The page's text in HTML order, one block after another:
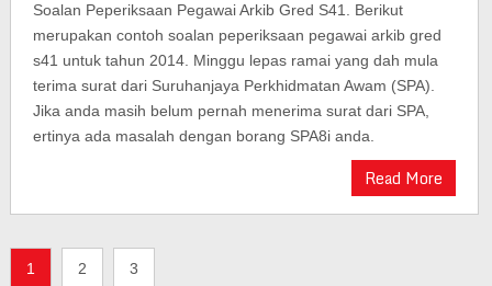
Soalan Peperiksaan Pegawai Arkib Gred S41. Berikut
merupakan contoh soalan peperiksaan pegawai arkib gred
s41 untuk tahun 2014. Minggu lepas ramai yang dah mula
terima surat dari Suruhanjaya Perkhidmatan Awam (SPA).
Jika anda masih belum pernah menerima surat dari SPA,
ertinya ada masalah dengan borang SPA8i anda.
Read More
1 2 3